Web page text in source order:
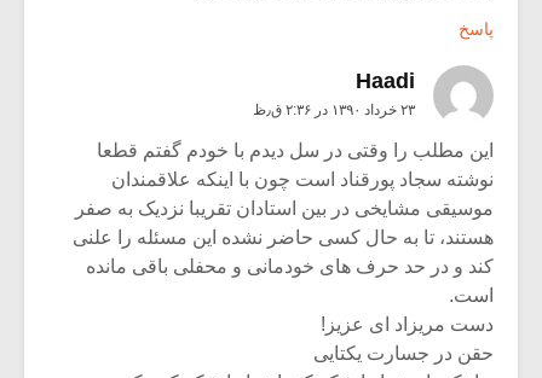
پاسخ
Haadi
۲۳ خرداد ۱۳۹۰ در ۲:۳۶ ق٫ظ
این مطلب را وقتی در سل دیدم با خودم گفتم قطعا
نوشته سجاد پورقناد است چون با اینکه علاقمندان
موسیقی مشایخی در بین استادان تقریبا نزدیک به صفر
هستند، تا به حال کسی حاضر نشده این مسئله را علنی
کند و در حد حرف های خودمانی و محفلی باقی مانده
است.
دست مریزاد ای عزیز!
حقن در جسارت یکتایی